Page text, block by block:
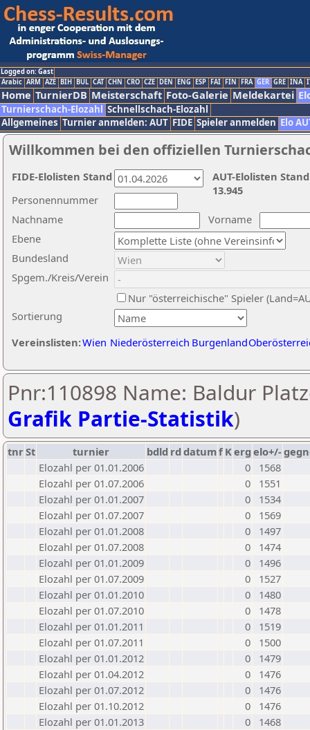
Logged on: Gast
Arabic ARM AZE BIH BUL CAT CHN CRO CZE DEN ENG ESP FAI FIN FRA GER GRE INA
Home TurnierDB Meisterschaft Foto-Galerie Meldekartei
Turnierschach-Elozahl Schnellschach-Elozahl
Allgemeines Turnier anmelden: AUT FIDE Spieler anmelden Elo
Willkommen bei den offiziellen
Nachname
Vorname
Ebene
Sortierung
Personennummer
Bundesland
Spgem./Kreis/Verein
Nur "österreichische" Spieler
Vereinslisten:Wien Niederösterreich Burgenland
AUT-Elolisten
13.945
FIDE-Elolisten Stand
Pnr:110898 Name: Baldur
Grafik Partie-Statistik)
tnrSt turnier bdld rd datumf Kerg elo+/-
Elozahl per 01.01.2006
0
1568
Elozahl per 01.07.2006
0
1551
Elozahl per 01.01.2007
0
1534
Elozahl per 01.07.2007
0
1569
Elozahl per 01.01.2008
0
1497
Elozahl per 01.07.2008
0
1474
Elozahl per 01.01.2009
0
1496
Elozahl per 01.07.2009
0
1527
Elozahl per 01.01.2010
0
1480
Elozahl per 01.07.2010
0
1478
Elozahl per 01.01.2011
0
1519
Elozahl per 01.07.2011
0
1500
Elozahl per 01.01.2012
0
1479
Elozahl per 01.04.2012
0
1476
Elozahl per 01.07.2012
0
1476
Elozahl per 01.10.2012
0
1476
Elozahl per 01.01.2013
0
1468